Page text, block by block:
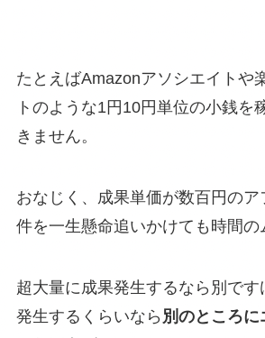
たとえばAmazonアソシエイトや
トのような1円10円単位の小銭を
きません。
おなじく、成果単価が数百円のア
件を一生懸命追いかけても時間の
超大量に成果発生するなら別です
発生するくらいなら 別のところ